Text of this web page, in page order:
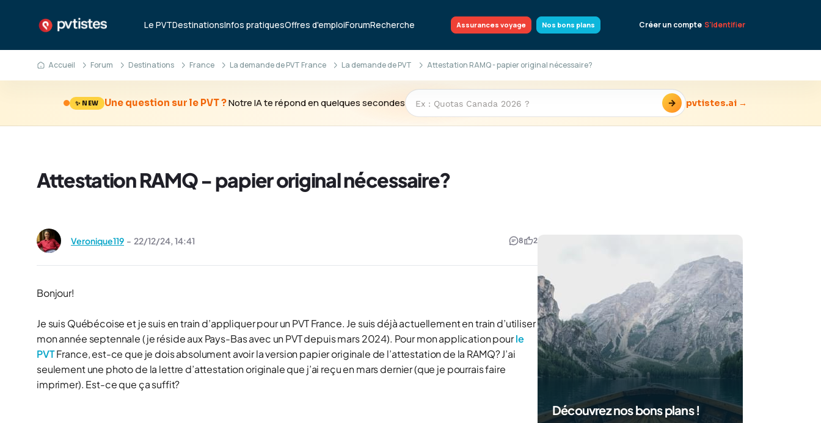
Le PVTDestinationsInfos pratiquesOffres d'emploiForumRecherche Assurances voyage Nos bons plans Créer un compte S'identifier
Accueil Forum Destinations France La demande de PVT France La demande de PVT Attestation RAMQ - papier original nécessaire?
✨ NEW Une question sur le PVT ?Notre IA te répond en quelques secondes → pvtistes.ai →
Attestation RAMQ - papier original nécessaire?
Veronique119 - 22/12/24, 14:41 8 2
Bonjour!
Je suis Québécoise et je suis en train d’appliquer pour un PVT France. Je suis déjà actuellement en train d’utiliser
mon année septennale (je réside aux Pays-Bas avec un PVT depuis mars 2024). Pour mon application pourle
PVTFrance, est-ce que je dois absolument avoir la version papier originale de l’attestation de la RAMQ? J’ai
seulement une photo de la lettre d’attestation originale que j’ai reçu en mars dernier (que je pourrais faire
imprimer). Est-ce que ça suffit?
Découvrez nos bons plans !